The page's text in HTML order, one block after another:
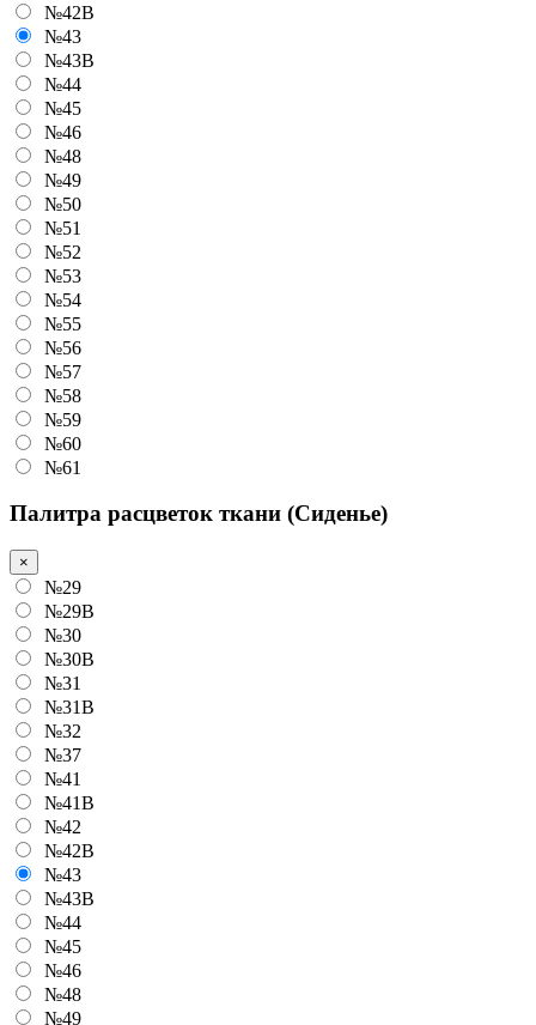
№42В
№43
№43В
№44
№45
№46
№48
№49
№50
№51
№52
№53
№54
№55
№56
№57
№58
№59
№60
№61
Палитра расцветок ткани (Сиденье)
×
№29
№29B
№30
№30B
№31
№31B
№32
№37
№41
№41В
№42
№42В
№43
№43В
№44
№45
№46
№48
№49